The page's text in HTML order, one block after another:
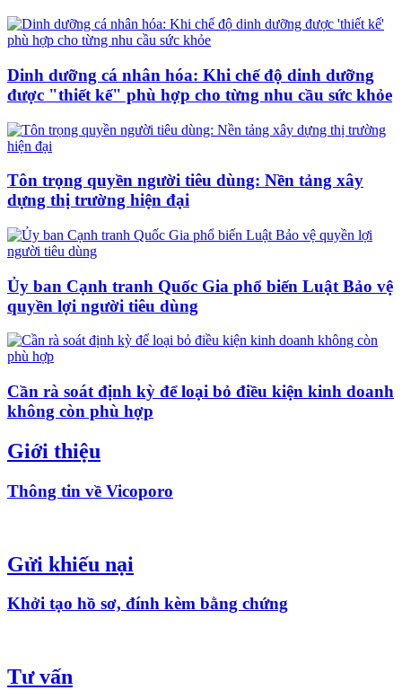
Dinh dưỡng cá nhân hóa: Khi chế độ dinh dưỡng
được "thiết kế" phù hợp cho từng nhu cầu sức khỏe
Tôn trọng quyền người tiêu dùng: Nền tảng xây
dựng thị trường hiện đại
Ủy ban Cạnh tranh Quốc Gia phổ biến Luật Bảo vệ
quyền lợi người tiêu dùng
Cần rà soát định kỳ để loại bỏ điều kiện kinh doanh
không còn phù hợp
Giới thiệu
Thông tin về Vicoporo
Gửi khiếu nại
Khởi tạo hồ sơ, đính kèm bằng chứng
Tư vấn